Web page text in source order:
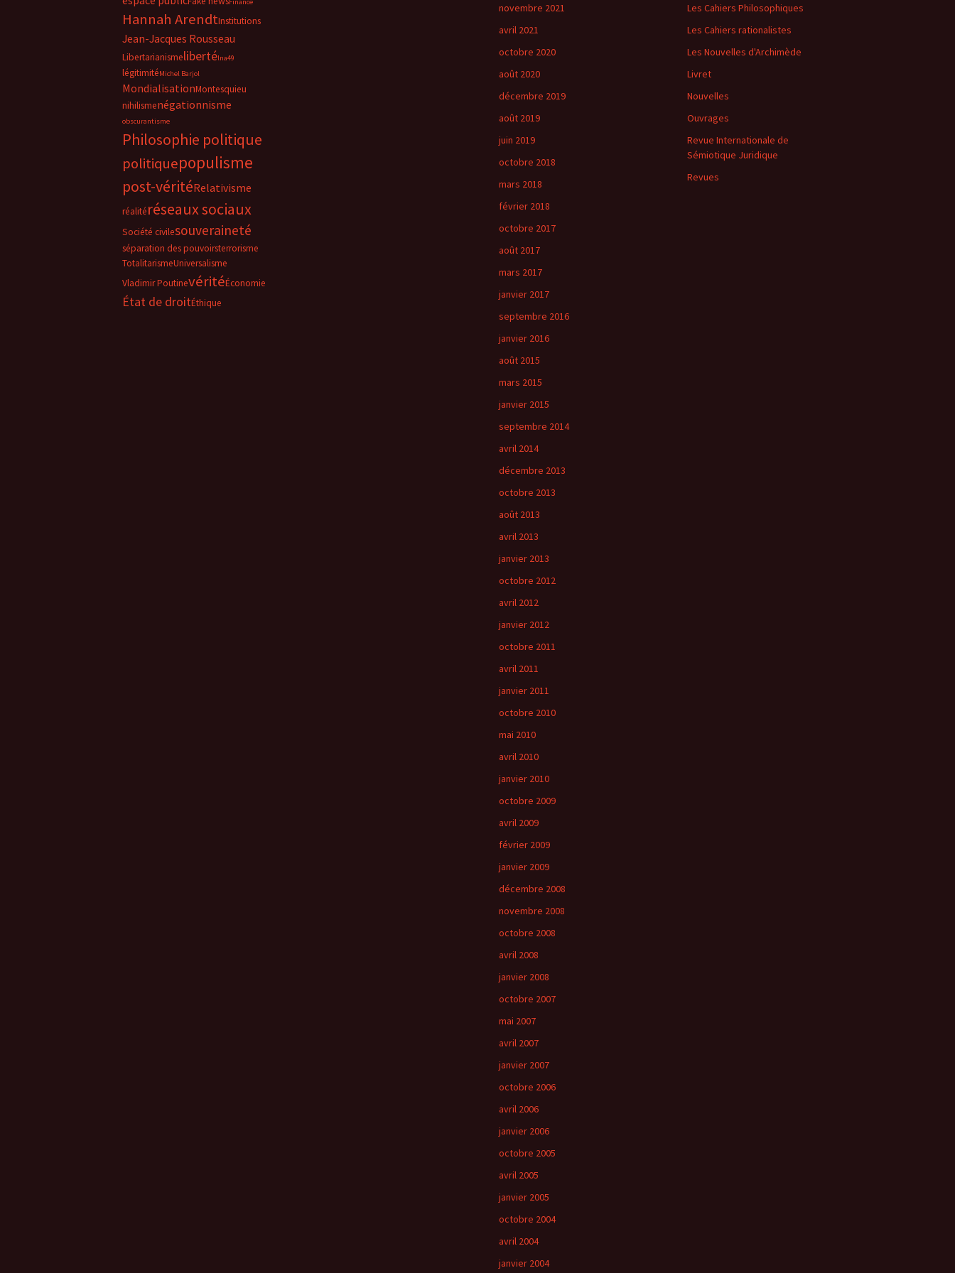
novembre 2021
avril 2021
octobre 2020
août 2020
décembre 2019
août 2019
juin 2019
octobre 2018
mars 2018
février 2018
octobre 2017
août 2017
mars 2017
janvier 2017
septembre 2016
janvier 2016
août 2015
mars 2015
janvier 2015
septembre 2014
avril 2014
décembre 2013
octobre 2013
août 2013
avril 2013
janvier 2013
octobre 2012
avril 2012
janvier 2012
octobre 2011
avril 2011
janvier 2011
octobre 2010
mai 2010
avril 2010
janvier 2010
octobre 2009
avril 2009
février 2009
janvier 2009
décembre 2008
novembre 2008
octobre 2008
avril 2008
janvier 2008
octobre 2007
mai 2007
avril 2007
janvier 2007
octobre 2006
avril 2006
janvier 2006
octobre 2005
avril 2005
janvier 2005
octobre 2004
avril 2004
janvier 2004
Les Cahiers Philosophiques
Les Cahiers rationalistes
Les Nouvelles d'Archimède
Livret
Nouvelles
Ouvrages
Revue Internationale de
Sémiotique Juridique
Revues
Hannah ArendtInstitutions
Jean-Jacques Rousseau
Libertarianismelibertélna49
légitimitéMichel Barjol
MondialisationMontesquieu
nihilismenégationnisme
obscurantisme
Philosophie politique
politiquepopulisme
post-véritéRelativisme
réalitéréseaux sociaux
Société civilesouveraineté
séparation des pouvoirsterrorisme
TotalitarismeUniversalisme
Vladimir PoutinevéritéÉconomie
État de droitÉthique